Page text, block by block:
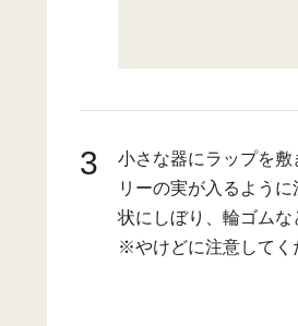
3
小さな器にラップを
リーの実が入るよう
状にしぼり、輪ゴムな
※やけどに注意してく